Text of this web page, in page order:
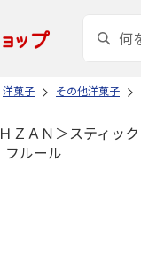
洋菓子 その他洋菓子